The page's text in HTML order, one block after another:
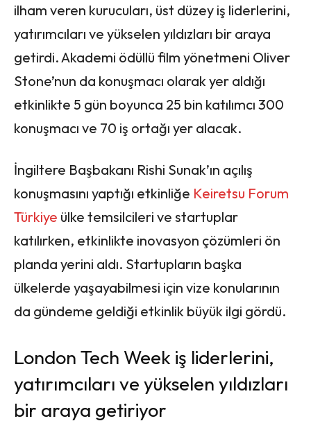
ilham veren kurucuları, üst düzey iş liderlerini,
yatırımcıları ve yükselen yıldızları bir araya
getirdi. Akademi ödüllü film yönetmeni Oliver
Stone’nun da konuşmacı olarak yer aldığı
etkinlikte 5 gün boyunca 25 bin katılımcı 300
konuşmacı ve 70 iş ortağı yer alacak.
İngiltere Başbakanı Rishi Sunak’ın açılış
konuşmasını yaptığı etkinliğe Keiretsu Forum
Türkiye ülke temsilcileri ve startuplar
katılırken, etkinlikte inovasyon çözümleri ön
planda yerini aldı. Startupların başka
ülkelerde yaşayabilmesi için vize konularının
da gündeme geldiği etkinlik büyük ilgi gördü.
London Tech Week iş liderlerini,
yatırımcıları ve yükselen yıldızları
bir araya getiriyor